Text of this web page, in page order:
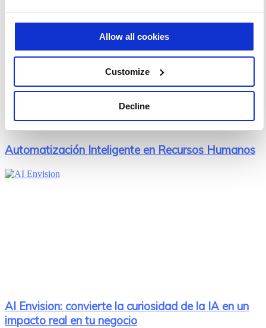
Allow all cookies
Customize
Decline
Automatización Inteligente en Recursos Humanos
AI Envision: convierte la curiosidad de la IA en un
impacto real en tu negocio